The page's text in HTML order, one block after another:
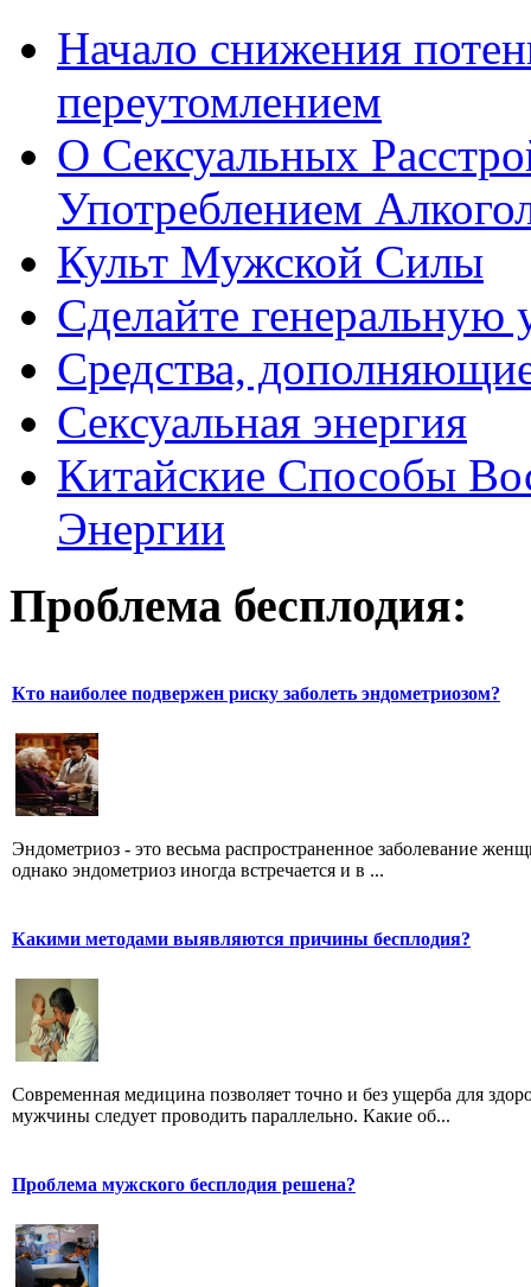
Начало снижения
переутомлением
О Сексуальных
Употреблением
Культ Мужской Силы
Сделайте генеральную
Средства,
Сексуальная энергия
Китайские Способы
Энергии
Проблема бесплодия:
Кто наиболее подвержен риску заболеть эндометриозом?
Эндометриоз - это весьма распространенное заболевание
однако эндометриоз иногда встречается и в ...
Какими методами выявляются причины бесплодия?
Современная медицина позволяет точно и без ущерба для
мужчины следует проводить параллельно. Какие об...
Проблема мужского бесплодия решена?